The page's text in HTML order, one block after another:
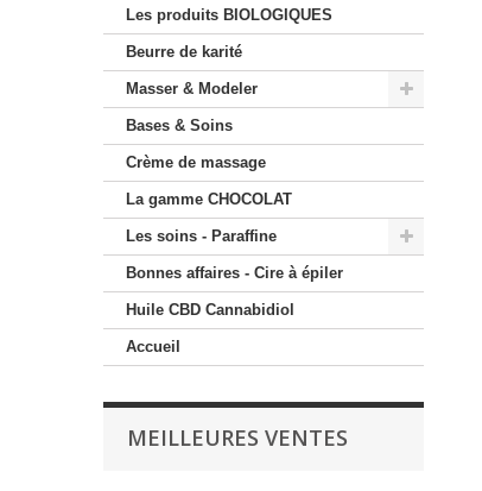
Les produits BIOLOGIQUES
Beurre de karité
Masser & Modeler
Bases & Soins
Crème de massage
La gamme CHOCOLAT
Les soins - Paraffine
Bonnes affaires - Cire à épiler
Huile CBD Cannabidiol
Accueil
MEILLEURES VENTES